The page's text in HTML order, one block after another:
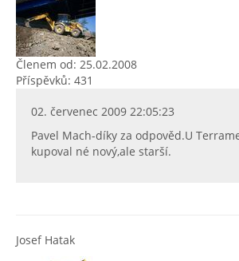
Členem od: 25.02.2008
Příspěvků: 431
02. červenec 2009 22:05:23
Pavel Mach-díky za odpověd.U
kupoval né nový,ale starší.
Josef Hatak